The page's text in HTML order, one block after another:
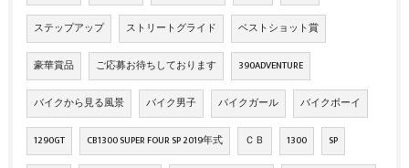
ステップアップ ストリートグライド ベストショット賞
豪華賞品 ご応募お待ちしております 390ADVENTURE
バイクから見る風景 バイク男子 バイクガール バイクボーイ
1290GT CB1300 SUPER FOUR SP 2019年式 ＣＢ 1300 SP